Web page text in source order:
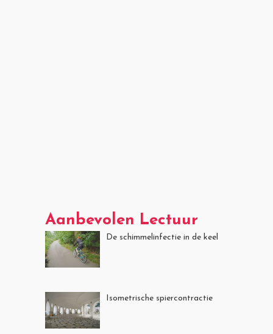
Aanbevolen Lectuur
De schimmelinfectie in de keel
Isometrische spiercontractie